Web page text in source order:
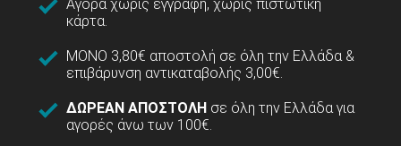
Αγορά χωρίς εγγραφή, χωρίς πιστωτική
κάρτα.
ΜΟΝΟ 3,80€ αποστολή σε όλη την Ελλάδα &
επιβάρυνση αντικαταβολής 3,00€.
ΔΩΡΕΑΝ ΑΠΟΣΤΟΛΗ σε όλη την Ελλάδα για
αγορές άνω των 100€.